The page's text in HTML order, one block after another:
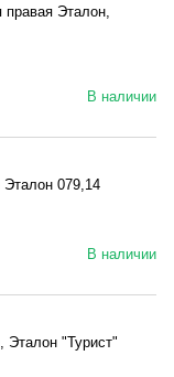
правая Эталон,
В наличии
079,14
В наличии
Эталон "Турист"